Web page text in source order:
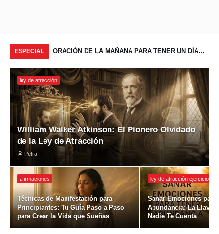
ESPECIAL
ORACIÓN DE LA MAÑANA PARA TENER UN DÍA
TÉCNICA 55x5 PARA ATRAER LO QUE DESEAS EN
ley de atracción
William Walker Atkinson: El Pionero Olvidado
de la Ley de Atracción
Petra
afirmaciones
Técnicas de Manifestación para
Principiantes: Tu Guía Paso a Paso
para Crear la Vida que Sueñas
ley de atracción ejercicios
Sanar Emociones para
Abundancia: La Llave
Nadie Te Cuenta